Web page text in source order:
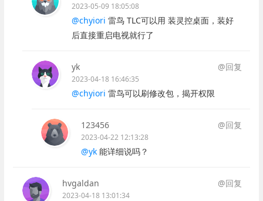
2023-05-09 18:05:08
@chyiori 雷鸟 TLC可以用 装灵控桌面，装好
后直接重启电视就行了
yk @回复
2023-04-18 16:46:35
@chyiori 雷鸟可以刷修改包，揭开权限
123456 @回复
2023-04-22 12:13:28
@yk能详细说吗？
hvgaldan @回复
2023-04-18 13:01:34